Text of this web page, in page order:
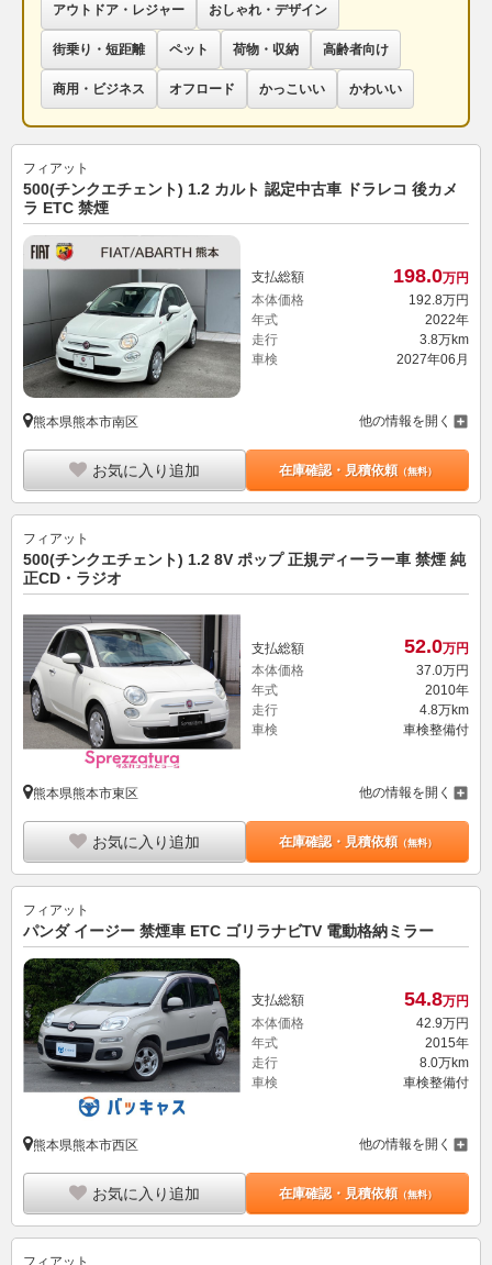
アウトドア・レジャー おしゃれ・デザイン
街乗り・短距離 ペット 荷物・収納 高齢者向け
商用・ビジネス オフロード かっこいい かわいい
フィアット
500(チンクエチェント) 1.2 カルト 認定中古車 ドラレコ 後カメ
ラ ETC 禁煙
支払総額 198.0万円
本体価格
192. 8万円
年式
2022年
走行
3.8万km
車検
2027年06月
熊本県熊本市南区 他の情報を開く
お気に入り追加 在庫確認・見積依頼（無料）
フィアット
500(チンクエチェント) 1.2 8V ポップ 正規ディーラー車 禁煙 純
正CD・ラジオ
支払総額 52.0万円
本体価格
37.0万円
年式
2010年
走行
4.8万km
車検
車検整備付
熊本県熊本市東区 他の情報を開く
お気に入り追加 在庫確認・見積依頼（無料）
フィアット
パンダ イージー 禁煙車 ETC ゴリラナビTV 電動格納ミラー
支払総額 54.8万円
本体価格
42. 9万円
年式
2015年
走行
8.0万km
車検
車検整備付
熊本県熊本市西区 他の情報を開く
お気に入り追加 在庫確認・見積依頼（無料）